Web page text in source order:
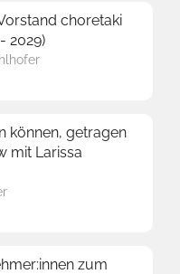
choretaki
2029)
können, getragen
mit Larissa
zum